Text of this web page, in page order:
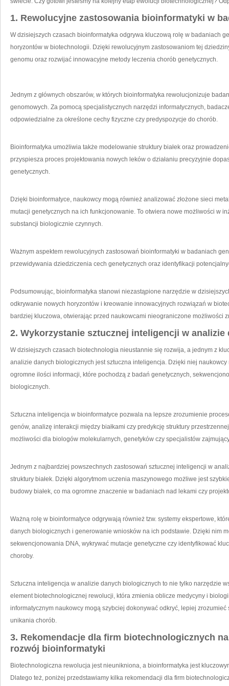
1.‍ Rewolucyjne‌ zastosowania bioinformatyki w
W dzisiejszych czasach bioinformatyka odgrywa kluczową rolę w badaniach
horyzontów w biotechnologii. Dzięki rewolucyjnym zastosowaniom tej
genomu oraz rozwijać innowacyjne metody leczenia chorób genetycznych.
Jednym z głównych obszarów, w których bioinformatyka rewolucjonizuje
genomowych. Za pomocą specjalistycznych narzędzi informatycznych,‍
odpowiedzialne za określone cechy fizyczne czy predyspozycje do chorób.
Bioinformatyka umożliwia‌ także​ modelowanie struktury białek oraz
przyspiesza proces projektowania nowych leków o działaniu precyzyjnie
genetycznych.
Dzięki bioinformatyce, naukowcy mogą również analizować złożone sieci
mutacji genetycznych na ich funkcjonowanie. To otwiera nowe możliwości w
substancji biologicznie czynnych.
Ważnym aspektem rewolucyjnych zastosowań bioinformatyki w badaniach
przewidywania dziedziczenia cech genetycznych oraz⁤ identyfikacji
Podsumowując, bioinformatyka stanowi niezastąpione narzędzie w
odkrywanie nowych horyzontów i kreowanie innowacyjnych⁣ rozwiązań w
bardziej kluczowa, ⁣otwierając ⁤przed naukowcami nieograniczone możliwości
2. Wykorzystanie sztucznej inteligencji w
W dzisiejszych czasach‌ biotechnologia nieustannie się rozwija, a jednym z
analizie danych ⁣biologicznych jest ‌sztuczna inteligencja.⁢ Dzięki niej
ogromne ilości informacji, które pochodzą z badań genetycznych,
biologicznych.
Sztuczna inteligencja w bioinformatyce⁤ pozwala na lepsze zrozumienie
genów, analizę ⁣interakcji między białkami‌ czy predykcję struktury
możliwości dla biologów molekularnych, genetyków czy specjalistów
Jednym z najbardziej powszechnych ⁢zastosowań ⁤sztucznej inteligencji w
struktury białek. Dzięki algorytmom uczenia maszynowego możliwe jest
budowy białek, co ma ogromne⁢ znaczenie w badaniach nad lekami czy
Ważną rolę w​ bioinformatyce odgrywają również tzw. systemy ekspertowe,
danych biologicznych i generowanie wniosków na⁢ ich podstawie. Dzięki nim
sekwencjonowania DNA, wykrywać mutacje genetyczne czy ​identyfikować
choroby.
Sztuczna inteligencja w analizie danych biologicznych to nie tylko ⁣narzędzie
element biotechnologicznej rewolucji, która zmienia oblicze medycyny i
informatycznym naukowcy mogą szybciej dokonywać odkryć, lepiej
unikania chorób.
3. Rekomendacje dla firm biotechnologicznych
rozwój bioinformatyki
Biotechnologiczna rewolucja jest nieunikniona, a bioinformatyka‌ jest
Dlatego też, poniżej‍ przedstawiamy kilka ‍rekomendacji dla firm